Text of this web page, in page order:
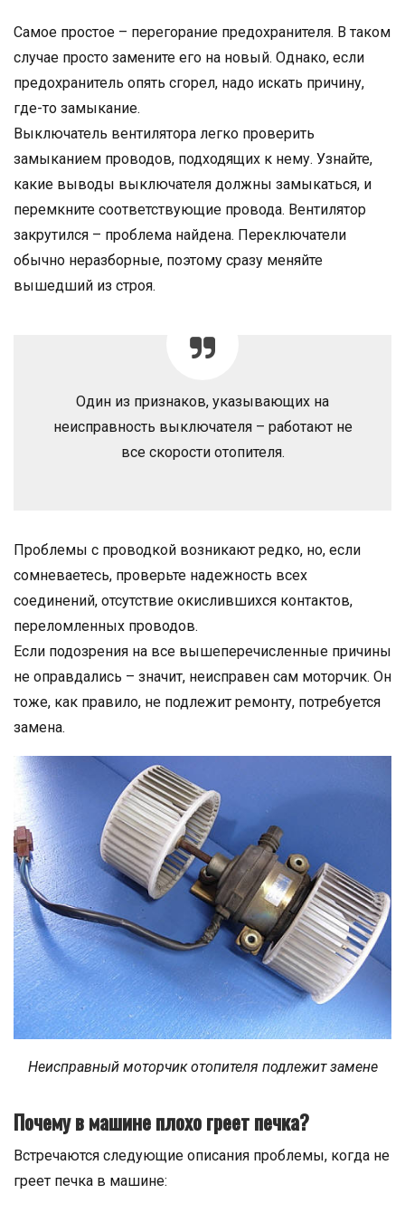
Самое простое – перегорание предохранителя. В таком
случае просто замените его на новый. Однако, если
предохранитель опять сгорел, надо искать причину,
где-то замыкание.
Выключатель вентилятора легко проверить
замыканием проводов, подходящих к нему. Узнайте,
какие выводы выключателя должны замыкаться, и
перемкните соответствующие провода. Вентилятор
закрутился – проблема найдена. Переключатели
обычно неразборные, поэтому сразу меняйте
вышедший из строя.
Один из признаков, указывающих на
неисправность выключателя – работают не
все скорости отопителя.
Проблемы с проводкой возникают редко, но, если
сомневаетесь, проверьте надежность всех
соединений, отсутствие окислившихся контактов,
переломленных проводов.
Если подозрения на все вышеперечисленные причины
не оправдались – значит, неисправен сам моторчик. Он
тоже, как правило, не подлежит ремонту, потребуется
замена.
Неисправный моторчик отопителя подлежит замене
Почему в машине плохо греет печка?
Встречаются следующие описания проблемы, когда не
греет печка в машине: